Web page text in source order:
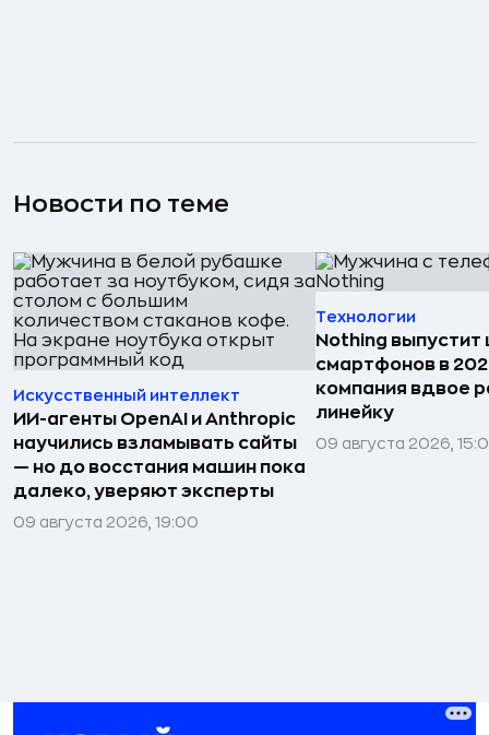
Новости по теме
Искусственный интеллект
ИИ-агенты OpenAI и Anthropic
научились взламывать сайты
— но до восстания машин пока
далеко, уверяют эксперты
09 августа 2026, 19:00
Технологии
Nothing выпустит
смартфонов в
компания вдвое
линейку
09 августа 2026,